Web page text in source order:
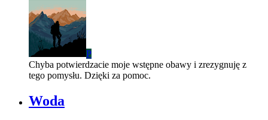
P
Chyba potwierdzacie moje wstępne obawy i zrezygnuję z
tego pomysłu. Dzięki za pomoc.
Woda